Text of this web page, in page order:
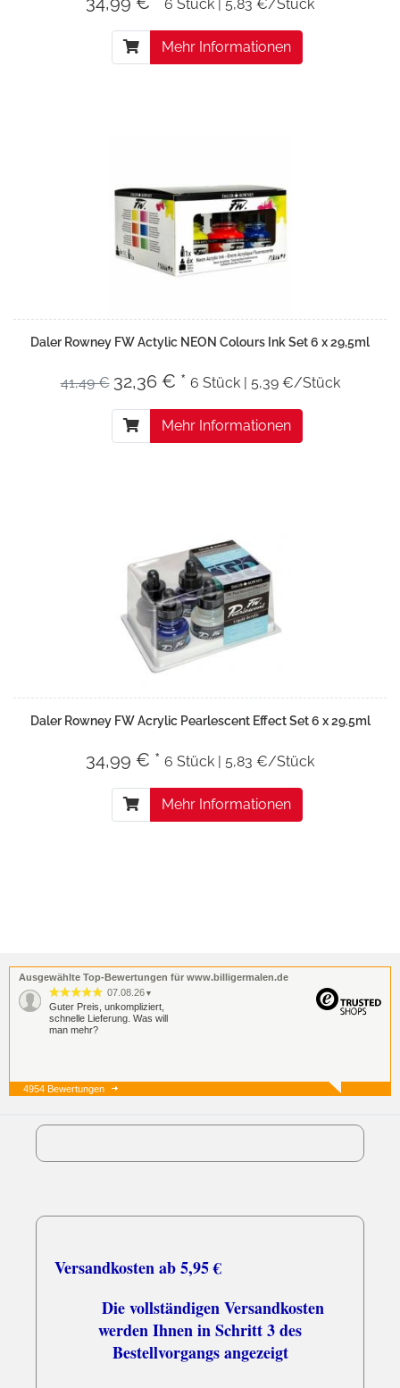
6 Stück | 5,83 €/Stück
Mehr Informationen
Daler Rowney FW Actylic NEON Colours Ink Set 6 x 29,5ml
41,49 € 32,36 € * 6 Stück | 5,39 €/Stück
Mehr Informationen
Daler Rowney FW Acrylic Pearlescent Effect Set 6 x 29.5ml
34,99 € * 6 Stück | 5,83 €/Stück
Mehr Informationen
Ausgewählte Top-Bewertungen für www.billigermalen.de
07.08.26 ▼
Guter Preis, unkompliziert,
schnelle Lieferung. Was will
man mehr?
07.08.26 ▼
4954 Bewertungen
Versandkosten ab 5,95 €
Die vollständigen Versandkosten
werden Ihnen in Schritt 3 des
Bestellvorgangs angezeigt